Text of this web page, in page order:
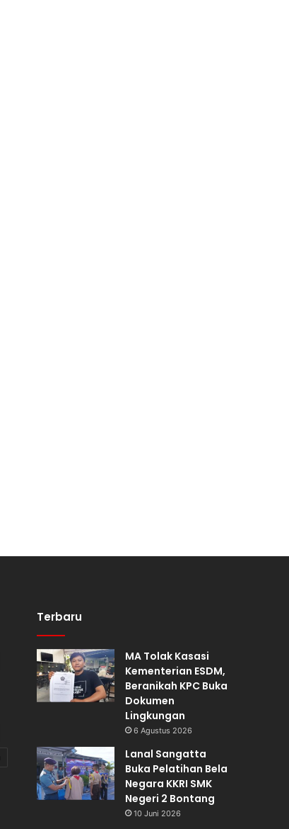
Terbaru
MA Tolak Kasasi
Kementerian ESDM,
Beranikah KPC Buka
Dokumen
Lingkungan
6 Agustus 2026
Lanal Sangatta
Buka Pelatihan Bela
Negara KKRI SMK
Negeri 2 Bontang
10 Juni 2026